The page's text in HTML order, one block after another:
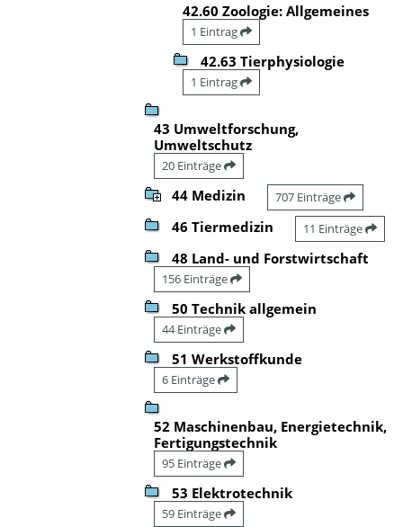
42.60 Zoologie: Allgemeines
1 Eintrag
42.63 Tierphysiologie
1 Eintrag
43 Umweltforschung,
Umweltschutz
20 Einträge
44 Medizin 707 Einträge
46 Tiermedizin 11 Einträge
48 Land- und Forstwirtschaft
156 Einträge
50 Technik allgemein
44 Einträge
51 Werkstoffkunde
6 Einträge
52 Maschinenbau, Energietechnik,
Fertigungstechnik
95 Einträge
53 Elektrotechnik
59 Einträge